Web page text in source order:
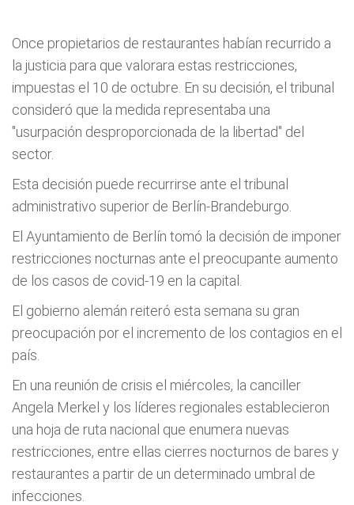
Once propietarios de restaurantes habían recurrido a
la justicia para que valorara estas restricciones,
impuestas el 10 de octubre. En su decisión, el tribunal
consideró que la medida representaba una
"usurpación desproporcionada de la libertad" del
sector.
Esta decisión puede recurrirse ante el tribunal
administrativo superior de Berlín-Brandeburgo.
El Ayuntamiento de Berlín tomó la decisión de imponer
restricciones nocturnas ante el preocupante aumento
de los casos de covid-19 en la capital.
El gobierno alemán reiteró esta semana su gran
preocupación por el incremento de los contagios en el
país.
En una reunión de crisis el miércoles, la canciller
Angela Merkel y los líderes regionales establecieron
una hoja de ruta nacional que enumera nuevas
restricciones, entre ellas cierres nocturnos de bares y
restaurantes a partir de un determinado umbral de
infecciones.